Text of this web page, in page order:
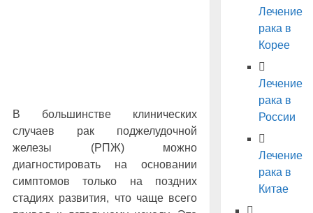
В большинстве клинических
случаев рак поджелудочной
железы (РПЖ) можно
диагностировать на основании
симптомов только на поздних
стадиях развития, что чаще всего
Лечение
рака в
Корее
Лечение
рака в
России
Лечение
рака в
Китае